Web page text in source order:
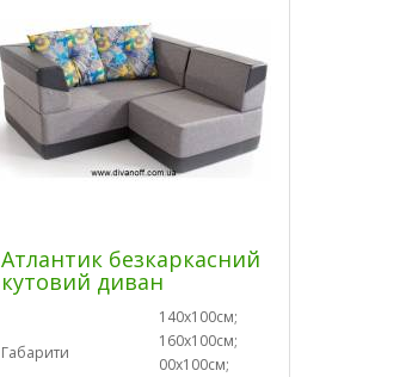
Атлантик безкаркасний
кутовий диван
Габарити
140х100см;
160х100см;
00х100см;